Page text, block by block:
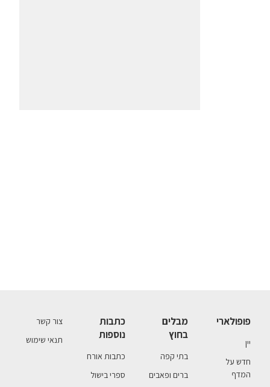
פופולארי
יין
חדש על
המדף
מבלים
בחוץ
בתי קפה
ברים ופאבים
כתבות
נוספות
כתבות אורח
ספרי בישול
צור קשר
תנאי שימוש